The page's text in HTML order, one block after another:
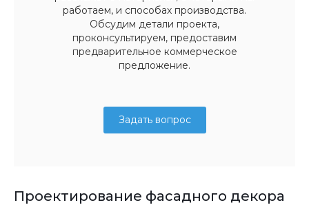
работаем, и способах производства.
Обсудим детали проекта,
проконсультируем, предоставим
предварительное коммерческое
предложение.
Задать вопрос
Проектирование фасадного декора